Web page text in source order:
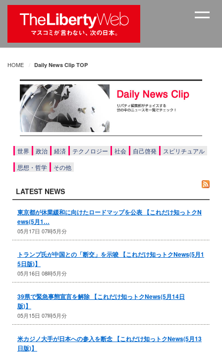
HOME Daily News Clip TOP
世界 政治 経済 テクノロジー 社会 自己啓発
スピリチュアル
思想・哲学
その他
LATEST NEWS
東京都が休業緩和に向けたロードマップを公表 【これだけ知っトクN
ews(5月1…
05月17日 07時5月分
トランプ氏が中国との「断交」を示唆 【これだけ知っトクNews(5月1
5日版)】
05月16日 08時5月分
39県で緊急事態宣言を解除 【これだけ知っトクNews(5月14日
版)】
05月15日 07時5月分
米カジノ大手が日本への参入を断念 【これだけ知っトクNews(5月13
日版)】